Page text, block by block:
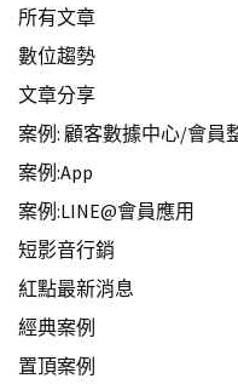
所有文章
數位趨勢
文章分享
案例: 顧客數據中心/會員
案例:App
案例:LINE@會員應用
短影音行銷
紅點最新消息
經典案例
置頂案例